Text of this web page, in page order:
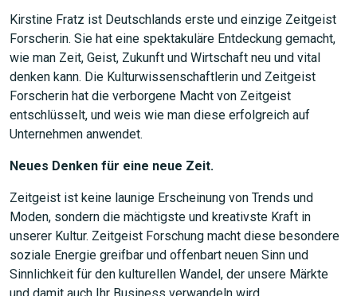
Kirstine Fratz ist Deutschlands erste und einzige Zeitgeist
Forscherin. Sie hat eine spektakuläre Entdeckung gemacht,
wie man Zeit, Geist, Zukunft und Wirtschaft neu und vital
denken kann. Die Kulturwissenschaftlerin und Zeitgeist
Forscherin hat die verborgene Macht von Zeitgeist
entschlüsselt, und weis wie man diese erfolgreich auf
Unternehmen anwendet.
Neues Denken für eine neue Zeit.
Zeitgeist ist keine launige Erscheinung von Trends und
Moden, sondern die mächtigste und kreativste Kraft in
unserer Kultur. Zeitgeist Forschung macht diese besondere
soziale Energie greifbar und offenbart neuen Sinn und
Sinnlichkeit für den kulturellen Wandel, der unsere Märkte